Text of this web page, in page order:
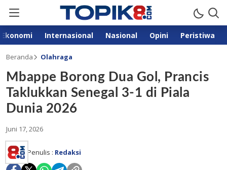
Ekonomi Internasional Nasional Opini Peristiwa
Beranda Olahraga
Mbappe Borong Dua Gol, Prancis
Taklukkan Senegal 3-1 di Piala
Dunia 2026
Juni 17, 2026
Penulis : Redaksi